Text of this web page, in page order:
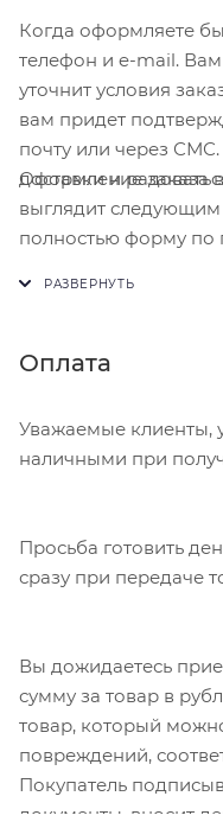
Когда оформляете
телефон и e-mail.
уточнит условия
вам придет
почту или через СМС.
доставки и
Оформление заказа
выглядит
полностью форму по
Нажмите кнопку
Оплата
Уважаемые клиенты,
наличными при
Просьба готовить
сразу при передаче
Вы дожидаетесь
сумму за товар в
товар, который
повреждений,
Покупатель
документы, вносит